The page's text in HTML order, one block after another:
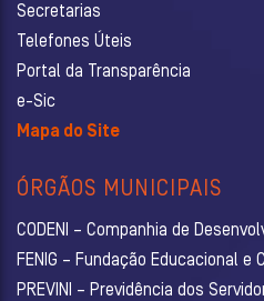
Secretarias
Telefones Úteis
Portal da Transparência
e-Sic
Mapa do Site
ÓRGÃOS MUNICIPAIS
CODENI – Companhia de
FENIG – Fundação Educacional e
PREVINI – Previdência dos